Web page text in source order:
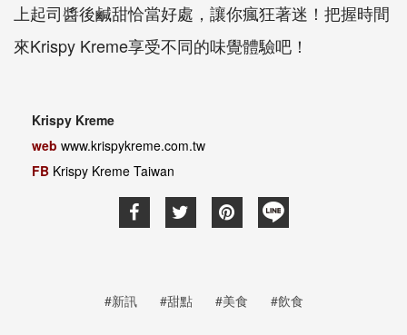
上起司醬後鹹甜恰當好處，讓你瘋狂著迷！把握時間
來Krispy Kreme享受不同的味覺體驗吧！
Krispy Kreme
web www.krispykreme.com.tw
FB Krispy Kreme Taiwan
#新訊 #甜點 #美食 #飲食